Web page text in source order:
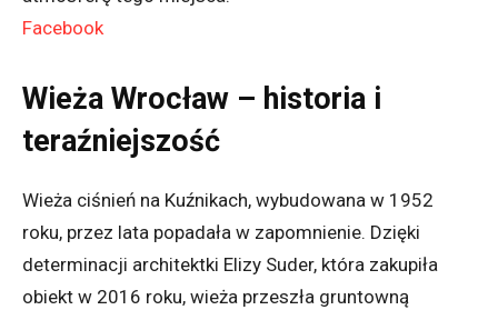
Facebook
Wieża Wrocław – historia i
teraźniejszość
Wieża ciśnień na Kuźnikach, wybudowana w 1952
roku, przez lata popadała w zapomnienie. Dzięki
determinacji architektki Elizy Suder, która zakupiła
obiekt w 2016 roku, wieża przeszła gruntowną